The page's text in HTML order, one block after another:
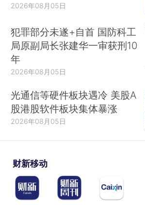
2026年08月05日
犯罪部分未遂+自首 国防科工
局原副局长张建华一审获刑10
年
2026年08月05日
光通信等硬件板块遇冷 美股A
股港股软件板块集体暴涨
2026年08月05日
财新移动